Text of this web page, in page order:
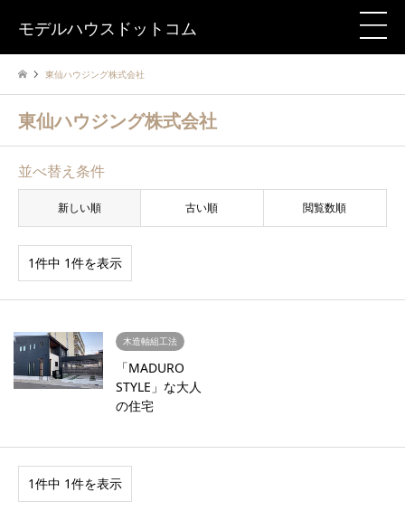
モデルハウスドットコム
東仙ハウジング株式会社
東仙ハウジング株式会社
並べ替え条件
新しい順 古い順 閲覧数順
1件中 1件を表示
木造軸組工法
「MADURO
STYLE」な大人
の住宅
1件中 1件を表示